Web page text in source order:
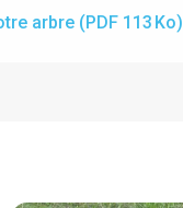
arbre (PDF 113 Ko)